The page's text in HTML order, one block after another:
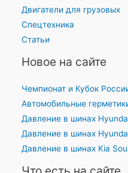
Двигатели для грузовых
Спецтехника
Статьи
Новое на сайте
Чемпионат и Кубок
Автомобильные
Давление в шинах
Давление в шинах
Давление в шинах Kia